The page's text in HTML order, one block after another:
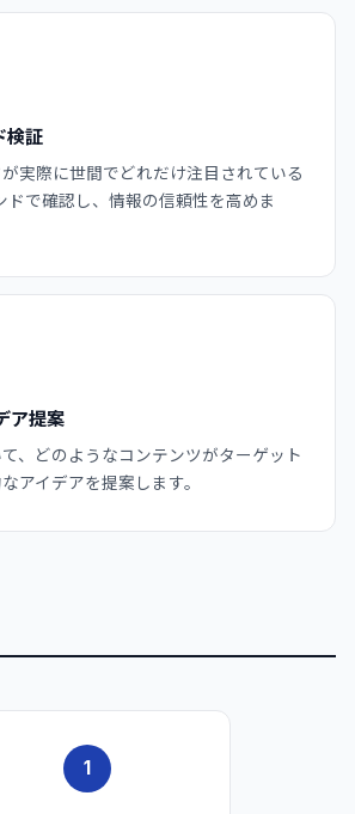
検証
実際に世間でどれだけ注目されている
ドで確認し、情報の信頼性を高めま
ア提案
、どのようなコンテンツがターゲット
アイデアを提案します。
1